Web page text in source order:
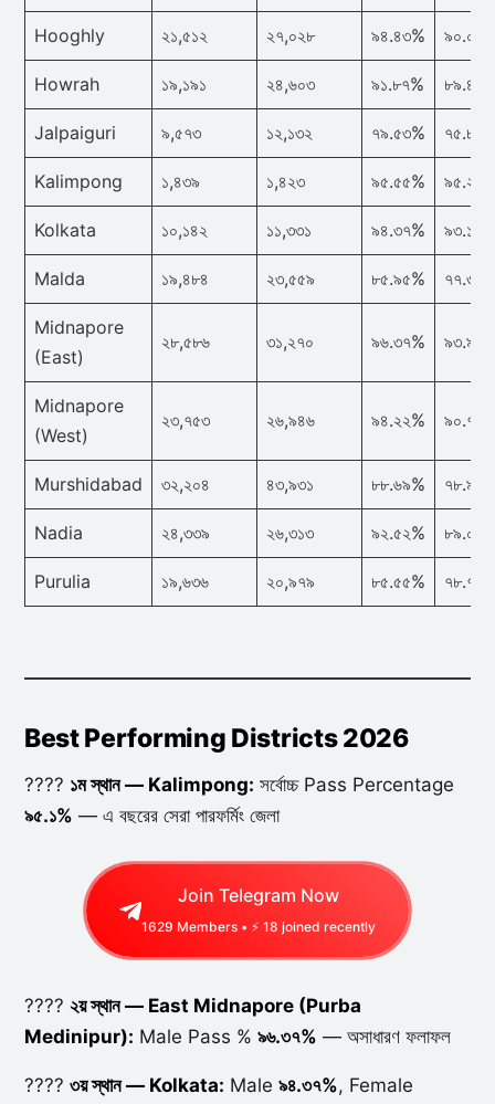
Hooghly ২১,৫১২ ২৭,০২৮ ৯৪.৪৩%
Howrah ১৯,১৯১ ২৪,৬০৩ ৯১.৮৭%
Jalpaiguri ৯,৫৭৩ ১২,১৩২ ৭৯.৫৩%
Kalimpong ১,৪৩৯ ১,৪২৩ ৯৫.৫৫%
Kolkata ১০,১৪২ ১১,৩৩১ ৯৪.৩৭%
Malda ১৯,৪৮৪ ২৩,৫৫৯ ৮৫.৯৫%
Midnapore
(East)
২৮,৫৮৬ ৩১,২৭০ ৯৬.৩৭%
Midnapore
(West)
২৩,৭৫৩ ২৬,৯৪৬ ৯৪.২২%
Murshidabad ৩২,২০৪ ৪৩,৯৩১ ৮৮.৬৯%
Nadia ২৪,৩৩৯ ২৬,৩১৩ ৯২.৫২%
Purulia ১৯,৬৩৬ ২০,৯৭৯ ৮৫.৫৫%
Best Performing Districts 2026
???? ১ম স্থান — Kalimpong: সর্বোচ্চ Pass Percentage
৯৫.১% — এ বছরের সেরা পারফর্মিং জেলা
Join Telegram Now
1629 Members • ⚡ 18 joined recently
???? ২য় স্থান — East Midnapore (Purba
Medinipur): Male Pass % ৯৬.৩৭% — অসাধারণ ফলাফল
???? ৩য় স্থান — Kolkata: Male ৯৪.৩৭%, Female